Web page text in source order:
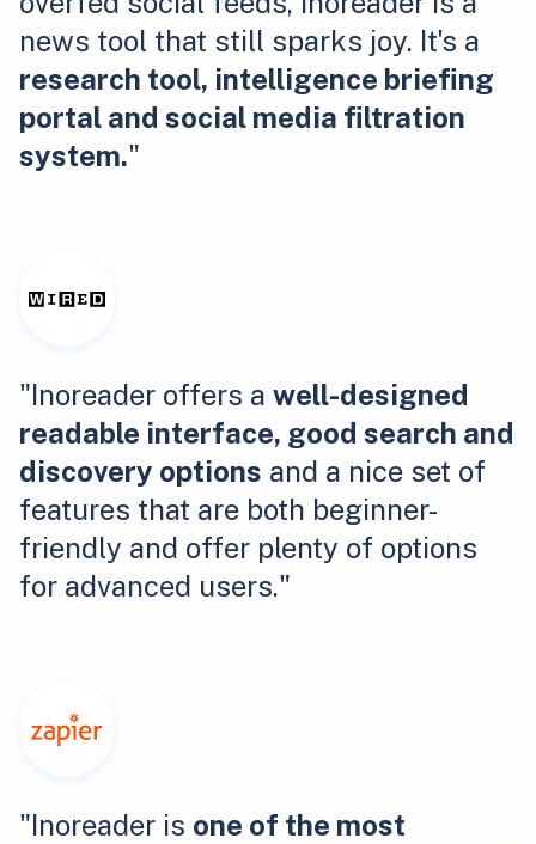
news tool that still sparks joy. It's a
research tool, intelligence briefing
portal and social media filtration
system."
"Inoreader offers a well-designed
readable interface, good search and
discovery options and a nice set of
features that are both beginner-
friendly and offer plenty of options
for advanced users."
"Inoreader is one of the most